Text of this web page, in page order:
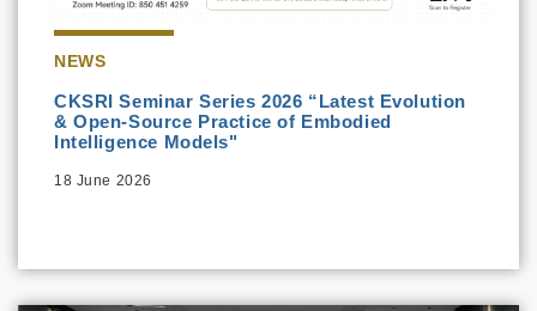
NEWS
CKSRI Seminar Series 2026 “Latest Evolution
& Open-Source Practice of Embodied
Intelligence Models"
18 June 2026